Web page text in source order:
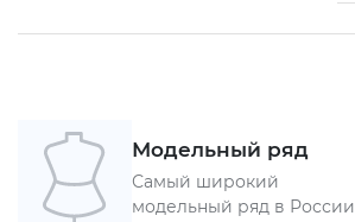
Модельный ряд
Самый широкий
модельный ряд в России